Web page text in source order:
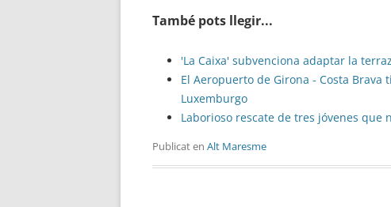
També pots llegir...
'La Caixa' subvenciona adaptar la
El Aeropuerto de Girona - Costa
Luxemburgo
Laborioso rescate de tres jóvenes
Publicat en Alt Maresme